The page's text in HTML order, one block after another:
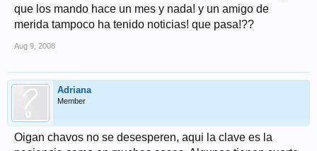
que los mando hace un mes y nada! y un amigo de
merida tampoco ha tenido noticias! que pasa!??
Aug 9, 2008
Adriana
Member
Oigan chavos no se desesperen, aqui la clave es la